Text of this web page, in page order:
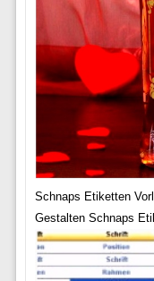
Schnaps Etiketten
Gestalten Schnaps